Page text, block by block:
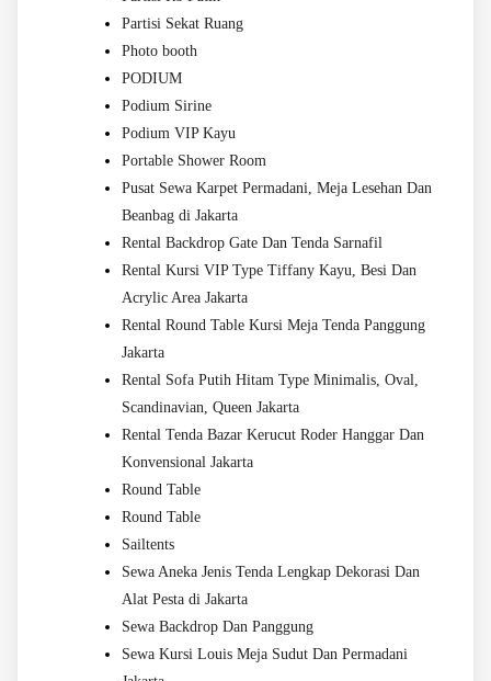
Partisi Sekat Ruang
Photo booth
PODIUM
Podium Sirine
Podium VIP Kayu
Portable Shower Room
Pusat Sewa Karpet Permadani, Meja Lesehan Dan
Beanbag di Jakarta
Rental Backdrop Gate Dan Tenda Sarnafil
Rental Kursi VIP Type Tiffany Kayu, Besi Dan
Acrylic Area Jakarta
Rental Round Table Kursi Meja Tenda Panggung
Jakarta
Rental Sofa Putih Hitam Type Minimalis, Oval,
Scandinavian, Queen Jakarta
Rental Tenda Bazar Kerucut Roder Hanggar Dan
Konvensional Jakarta
Round Table
Round Table
Sailtents
Sewa Aneka Jenis Tenda Lengkap Dekorasi Dan
Alat Pesta di Jakarta
Sewa Backdrop Dan Panggung
Sewa Kursi Louis Meja Sudut Dan Permadani